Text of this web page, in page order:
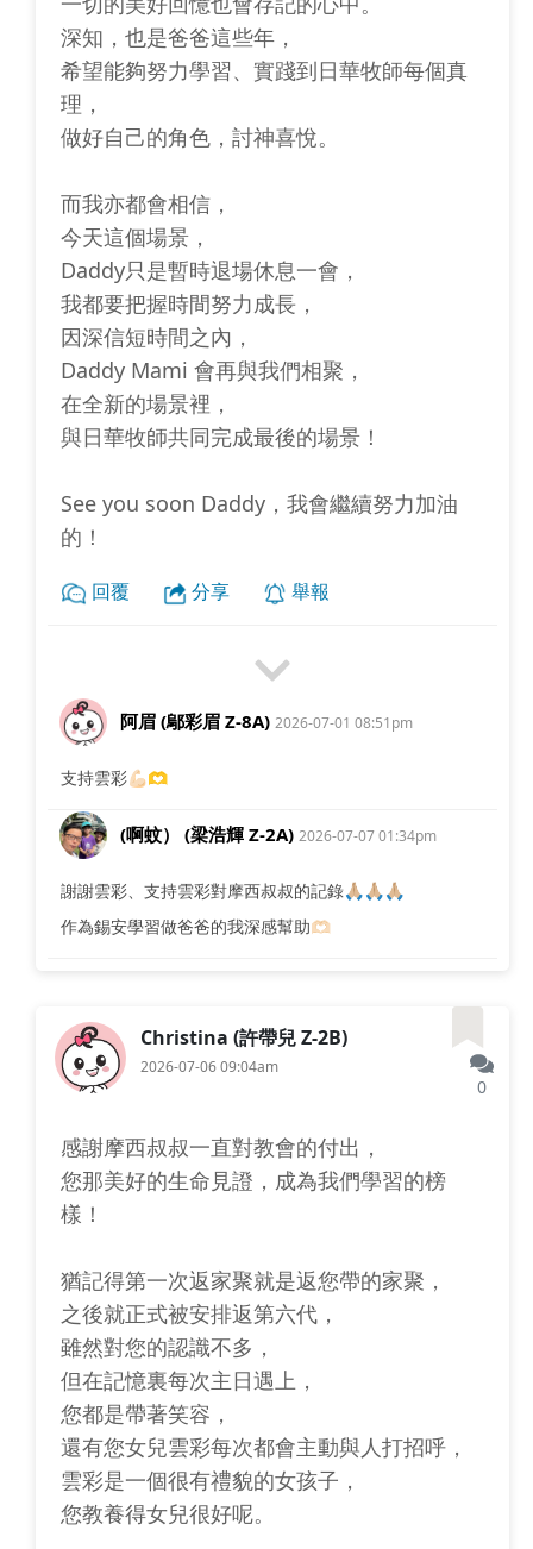
深知，也是爸爸這些年，
希望能夠努力學習、實踐到日華牧師每個真
理，
做好自己的角色，討神喜悅。
而我亦都會相信，
今天這個場景，
Daddy只是暫時退場休息一會，
我都要把握時間努力成長，
因深信短時間之內，
Daddy Mami 會再與我們相聚，
在全新的場景裡，
與日華牧師共同完成最後的場景！
See you soon Daddy，我會繼續努力加油
的！
回覆 分享 舉報
阿眉 (鄔彩眉 Z-8A) 2026-07-01 08:51pm
支持雲彩💪🏻🫶
(啊蚊） (梁浩輝 Z-2A) 2026-07-07 01:34pm
謝謝雲彩、支持雲彩對摩西叔叔的記錄🙏🏼🙏🏼🙏🏼
作為錫安學習做爸爸的我深感幫助🫶🏻
Christina (許帶兒 Z-2B)
2026-07-06 09:04am
0
感謝摩西叔叔一直對教會的付出，
您那美好的生命見證，成為我們學習的榜
樣！
猶記得第一次返家聚就是返您帶的家聚，
之後就正式被安排返第六代，
雖然對您的認識不多，
但在記憶裏每次主日遇上，
您都是帶著笑容，
還有您女兒雲彩每次都會主動與人打招呼，
雲彩是一個很有禮貌的女孩子，
您教養得女兒很好呢。